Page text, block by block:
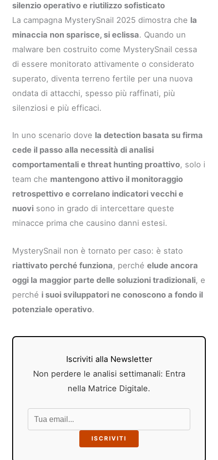
silenzio operativo e riutilizzo sofisticato
La campagna MysterySnail 2025 dimostra che la
minaccia non sparisce, si eclissa. Quando un
malware ben costruito come MysterySnail cessa
di essere monitorato attivamente o considerato
superato, diventa terreno fertile per una nuova
ondata di attacchi, spesso più raffinati, più
silenziosi e più efficaci.
In uno scenario dove la detection basata su firma
cede il passo alla necessità di analisi
comportamentali e threat hunting proattivo, solo i
team che mantengono attivo il monitoraggio
retrospettivo e correlano indicatori vecchi e
nuovi sono in grado di intercettare queste
minacce prima che causino danni estesi.
MysterySnail non è tornato per caso: è stato
riattivato perché funziona, perchéelude ancora
oggi la maggior parte delle soluzioni tradizionali, e
perché i suoi sviluppatori ne conoscono a fondo il
potenziale operativo.
Iscriviti alla Newsletter
Non perdere le analisi settimanali: Entra
nella Matrice Digitale.
ISCRIVITI